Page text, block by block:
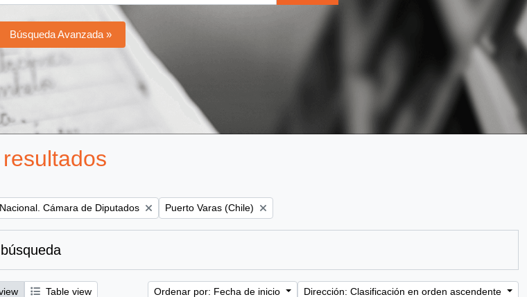
Búsqueda Avanzada »
Cámara de Diputados Remove filter:
Puerto Varas (Chile)
Table view Ordenar por: Fecha de inicio Dirección: Clasificación en orden ascendente